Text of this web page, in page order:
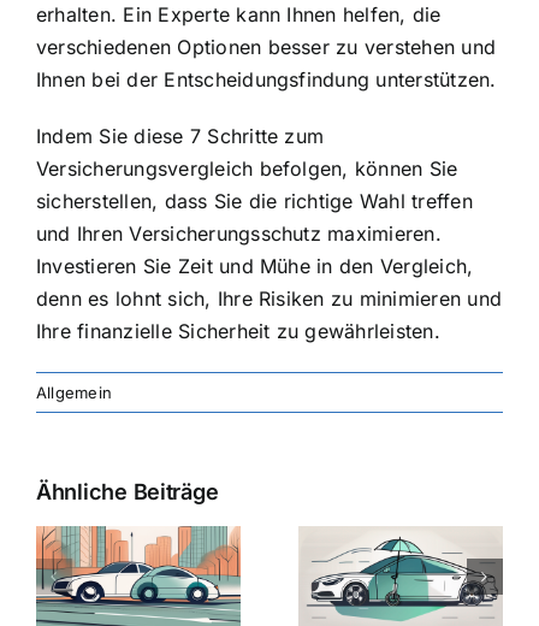
erhalten. Ein Experte kann Ihnen helfen, die
verschiedenen Optionen besser zu verstehen und
Ihnen bei der Entscheidungsfindung unterstützen.
Indem Sie diese 7 Schritte zum
Versicherungsvergleich befolgen, können Sie
sicherstellen, dass Sie die richtige Wahl treffen
und Ihren Versicherungsschutz maximieren.
Investieren Sie Zeit und Mühe in den Vergleich,
denn es lohnt sich, Ihre Risiken zu minimieren und
Ihre finanzielle Sicherheit zu gewährleisten.
Allgemein
Ähnliche Beiträge